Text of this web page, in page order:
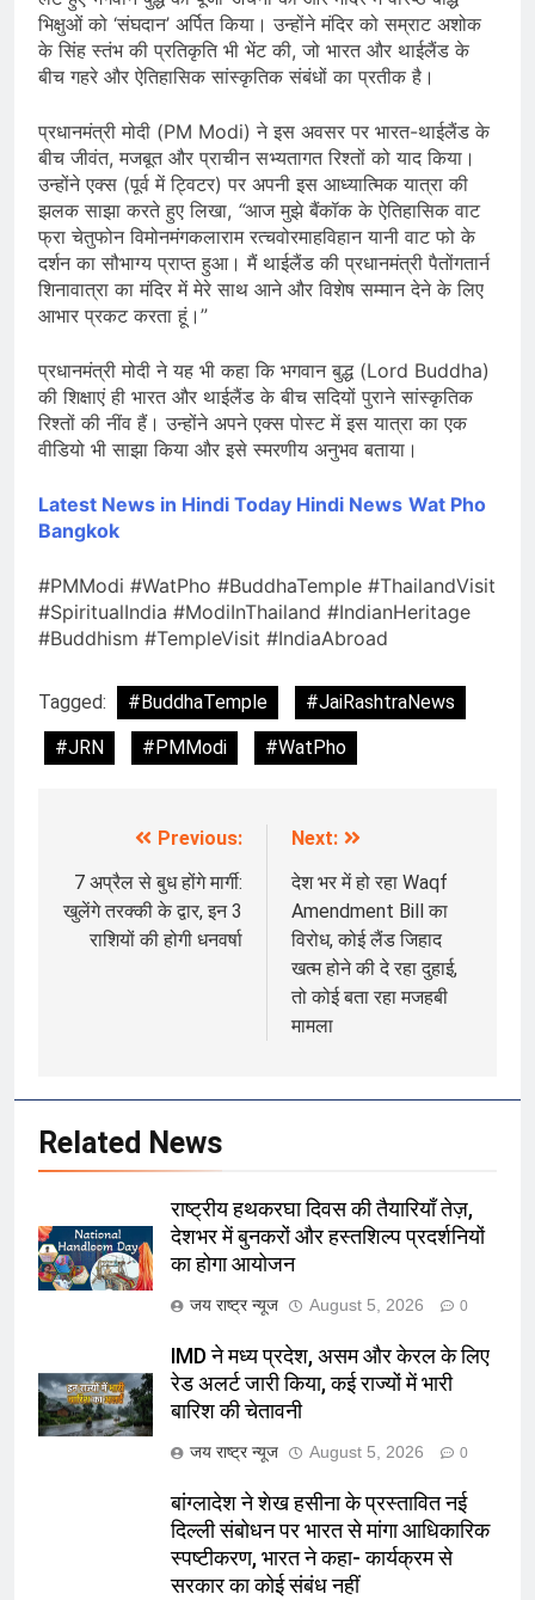
भिक्षुओं को ‘संघदान’ अर्पित किया। उन्होंने मंदिर को सम्राट अशोक
के सिंह स्तंभ की प्रतिकृति भी भेंट की, जो भारत और थाईलैंड के
बीच गहरे और ऐतिहासिक सांस्कृतिक संबंधों का प्रतीक है।
प्रधानमंत्री मोदी (PM Modi) ने इस अवसर पर भारत-थाईलैंड के
बीच जीवंत, मजबूत और प्राचीन सभ्यतागत रिश्तों को याद किया।
उन्होंने एक्स (पूर्व में ट्विटर) पर अपनी इस आध्यात्मिक यात्रा की
झलक साझा करते हुए लिखा, “आज मुझे बैंकॉक के ऐतिहासिक वाट
फ्रा चेतुफोन विमोनमंगकलाराम रत्चवोरमाहविहान यानी वाट फो के
दर्शन का सौभाग्य प्राप्त हुआ। मैं थाईलैंड की प्रधानमंत्री पैतोंगतार्न
शिनावात्रा का मंदिर में मेरे साथ आने और विशेष सम्मान देने के लिए
आभार प्रकट करता हूं।”
प्रधानमंत्री मोदी ने यह भी कहा कि भगवान बुद्ध (Lord Buddha)
की शिक्षाएं ही भारत और थाईलैंड के बीच सदियों पुराने सांस्कृतिक
रिश्तों की नींव हैं। उन्होंने अपने एक्स पोस्ट में इस यात्रा का एक
वीडियो भी साझा किया और इसे स्मरणीय अनुभव बताया।
Latest News in Hindi Today Hindi News Wat Pho
Bangkok
#PMModi #WatPho #BuddhaTemple #ThailandVisit
#SpiritualIndia #ModiInThailand #IndianHeritage
#Buddhism #TempleVisit #IndiaAbroad
Tagged: #BuddhaTemple
#JaiRashtraNews
#JRN
#PMModi #WatPho
navigation
Previous:
7 अप्रैल से बुध होंगे मार्गी:
खुलेंगे तरक्की के द्वार, इन 3
राशियों की होगी धनवर्षा
Next:
देश भर में हो रहा Waqf
Amendment Bill का
विरोध, कोई लैंड जिहाद
खत्म होने की दे रहा दुहाई,
तो कोई बता रहा मजहबी
मामला
Related News
राष्ट्रीय हथकरघा दिवस की तैयारियाँ तेज़,
देशभर में बुनकरों और हस्तशिल्प प्रदर्शनियों
का होगा आयोजन
जय राष्ट्र न्यूज August 5, 2026 0
IMD ने मध्य प्रदेश, असम और केरल के लिए
रेड अलर्ट जारी किया, कई राज्यों में भारी
बारिश की चेतावनी
जय राष्ट्र न्यूज August 5, 2026 0
बांग्लादेश ने शेख हसीना के प्रस्तावित नई
दिल्ली संबोधन पर भारत से मांगा आधिकारिक
स्पष्टीकरण, भारत ने कहा- कार्यक्रम से
सरकार का कोई संबंध नहीं